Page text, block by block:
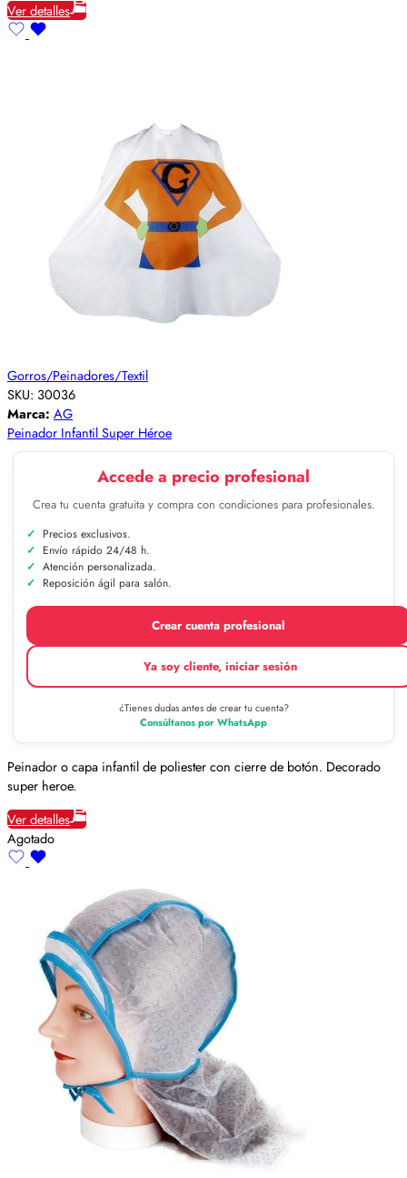
Ver detalles
Gorros/Peinadores/Textil
SKU: 30036
Marca: AG
Peinador Infantil Super Héroe
Accede a precio profesional
Crea tu cuenta gratuita y compra con condiciones para profesionales.
Precios exclusivos.
Envío rápido 24/48 h.
Atención personalizada.
Reposición ágil para salón.
Crear cuenta profesional
Ya soy cliente, iniciar sesión
¿Tienes dudas antes de crear tu cuenta?
Consúltanos por WhatsApp
Peinador o capa infantil de poliester con cierre de botón. Decorado
super heroe.
Ver detalles
Agotado